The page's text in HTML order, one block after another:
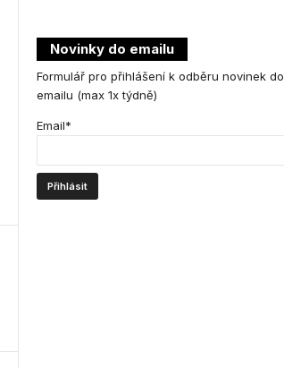
Novinky do emailu
Formulář pro přihlášení k odběru novinek do
emailu (max 1x týdně)
Email*